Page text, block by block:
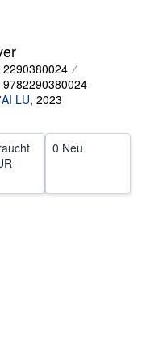
2290380024
9782290380024
LU, 2023
0 Neu